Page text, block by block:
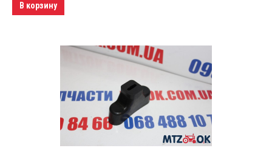
В корзину